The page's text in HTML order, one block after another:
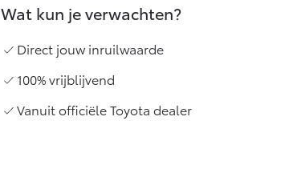
Wat kun je verwachten?
Direct jouw inruilwaarde
100% vrijblijvend
Vanuit officiële Toyota dealer